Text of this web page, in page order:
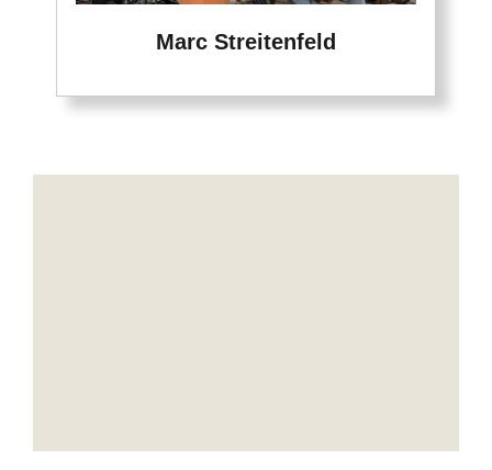
Marc Streitenfeld